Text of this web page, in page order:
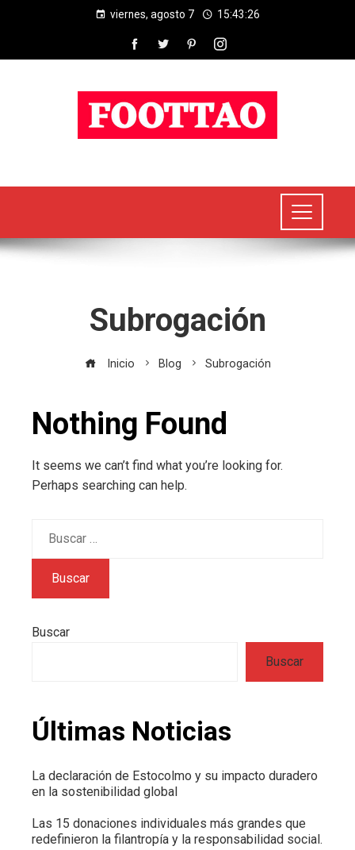
viernes, agosto 7 15:43:26
Subrogación
Inicio Blog Subrogación
Nothing Found
It seems we can’t find what you’re looking for.
Perhaps searching can help.
Buscar
Buscar
Últimas Noticias
La declaración de Estocolmo y su impacto duradero
en la sostenibilidad global
Las 15 donaciones individuales más grandes que
redefinieron la filantropía y la responsabilidad social.